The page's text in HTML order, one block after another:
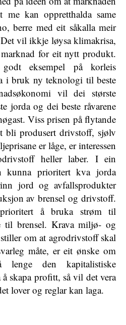
me kan oppretthalda same
berre med eit såkalla meir
vil ikkje løysa klimakrisa,
for eit nytt produkt.
eksempel på korleis
i bruk ny teknologi til beste
vil dei største
jorda og dei beste råvarene
Viss prisen på flytande
bli produsert drivstoff, sjølv
er låge, er interessen
heller laber. I ein
kunna prioritert kva jorda
jord og avfallsprodukter
av brensel og drivstoff.
å bruka strøm til
til brensel. Krava miljø- og
om at agrodrivstoff skal
måte, er eit ønske om
den kapitalistiske
skapa profitt, så vil det vera
lover og reglar kan laga.